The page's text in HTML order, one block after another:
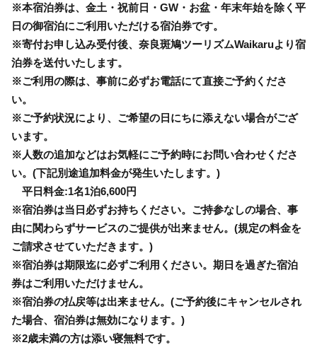
※本宿泊券は、金土・祝前日・GW・お盆・年末年始を除く平
日の御宿泊にご利用いただける宿泊券です。
※寄付お申し込み受付後、奈良斑鳩ツーリズムWaikaruより宿
泊券を送付いたします。
※ご利用の際は、事前に必ずお電話にて直接ご予約くださ
い。
※ご予約状況により、ご希望の日にちに添えない場合がござ
います。
※人数の追加などはお気軽にご予約時にお問い合わせくださ
い。(下記別途追加料金が発生いたします。)
平日料金:1名1泊6,600円
※宿泊券は当日必ずお持ちください。ご持参なしの場合、事
由に関わらずサービスのご提供が出来ません。(規定の料金を
ご請求させていただきます。)
※宿泊券は期限迄に必ずご利用ください。期日を過ぎた宿泊
券はご利用いただけません。
※宿泊券の払戻等は出来ません。(ご予約後にキャンセルされ
た場合、宿泊券は無効になります。)
※2歳未満の方は添い寝無料です。